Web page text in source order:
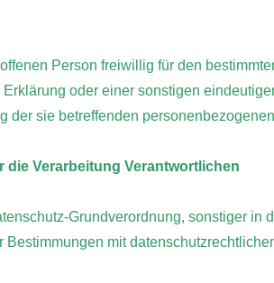
Person freiwillig für den
oder einer sonstigen
der sie betreffenden
die Verarbeitung Verantwortlichen
Grundverordnung, sonstiger
Bestimmungen mit